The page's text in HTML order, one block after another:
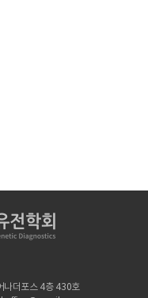
나더포스 4층 430호